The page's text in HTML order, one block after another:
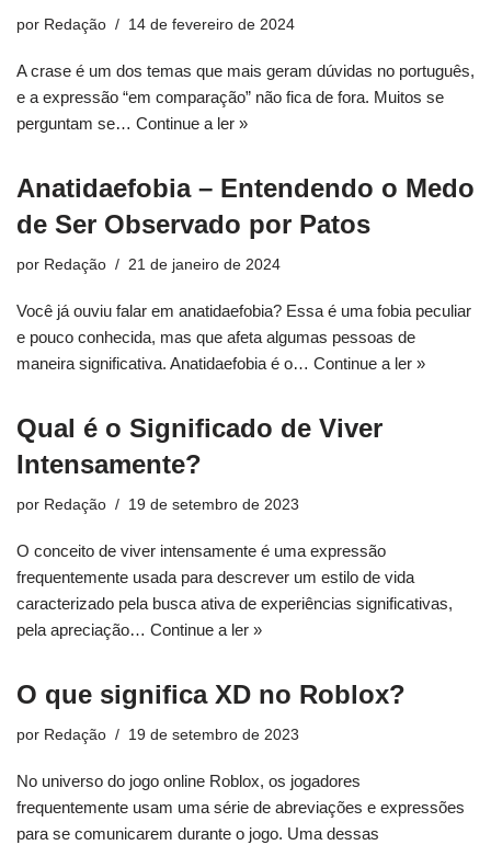
por Redação 14 de fevereiro de 2024
A crase é um dos temas que mais geram dúvidas no português,
e a expressão “em comparação” não fica de fora. Muitos se
perguntam se… Continue a ler »
Anatidaefobia – Entendendo o Medo
de Ser Observado por Patos
por Redação 21 de janeiro de 2024
Você já ouviu falar em anatidaefobia? Essa é uma fobia peculiar
e pouco conhecida, mas que afeta algumas pessoas de
maneira significativa. Anatidaefobia é o… Continue a ler »
Qual é o Significado de Viver
Intensamente?
por Redação 19 de setembro de 2023
O conceito de viver intensamente é uma expressão
frequentemente usada para descrever um estilo de vida
caracterizado pela busca ativa de experiências significativas,
pela apreciação… Continue a ler »
O que significa XD no Roblox?
por Redação 19 de setembro de 2023
No universo do jogo online Roblox, os jogadores
frequentemente usam uma série de abreviações e expressões
para se comunicarem durante o jogo. Uma dessas